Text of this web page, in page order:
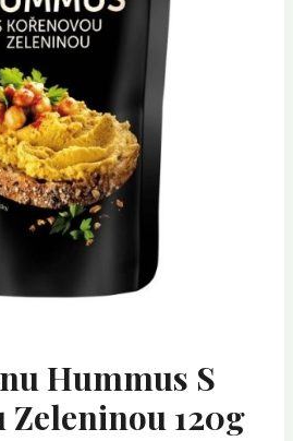
Hummus S
Zeleninou 120g